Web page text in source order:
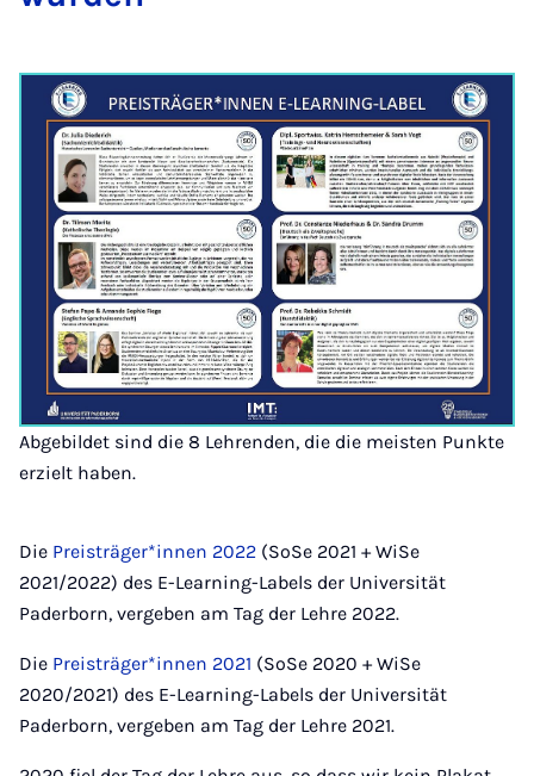
Abgebildet sind die 8 Lehrenden, die die meisten Punkte
erzielt haben.
Die Preisträger*innen 2022 (SoSe 2021 + WiSe
2021/2022) des E-Learning-Labels der Universität
Paderborn, vergeben am Tag der Lehre 2022.
Die Preisträger*innen 2021 (SoSe 2020 + WiSe
2020/2021) des E-Learning-Labels der Universität
Paderborn, vergeben am Tag der Lehre 2021.